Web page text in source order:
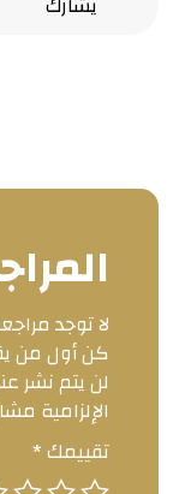
لا توجد
كن أول من
لن يتم نشر
الإلزامية
تقييمك*